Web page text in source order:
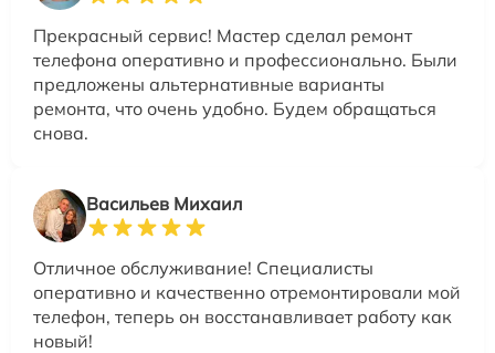
Прекрасный сервис! Мастер сделал ремонт
телефона оперативно и профессионально. Были
предложены альтернативные варианты
ремонта, что очень удобно. Будем обращаться
снова.
Васильев Михаил
Отличное обслуживание! Специалисты
оперативно и качественно отремонтировали мой
телефон, теперь он восстанавливает работу как
новый!